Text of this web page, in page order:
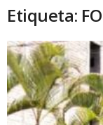
Etiqueta: